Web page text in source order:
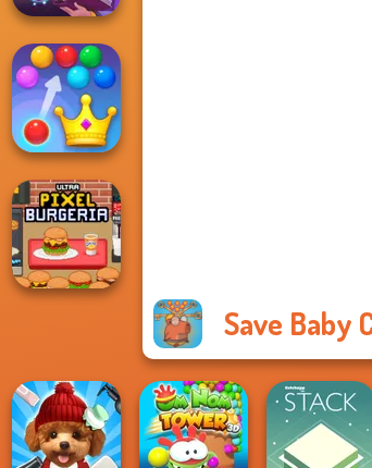
Save Baby
Sorting Sorcery
Royal Bubble
Blast
Burgeria